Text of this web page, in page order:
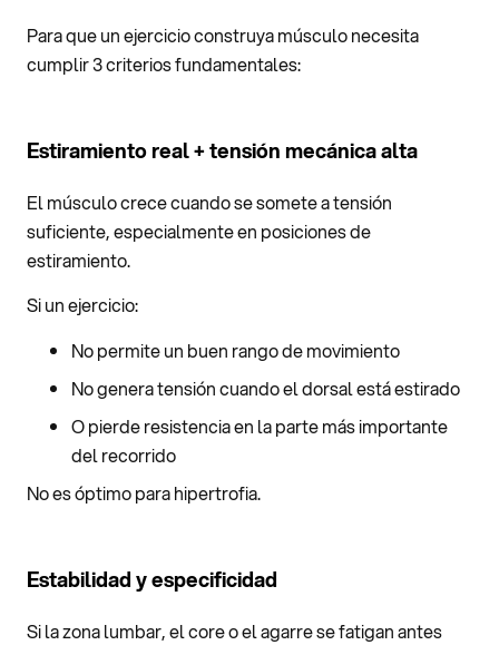
Para que un ejercicio construya músculo necesita
cumplir 3 criterios fundamentales:
Estiramiento real + tensión mecánica alta
El músculo crece cuando se somete a tensión
suficiente, especialmente en posiciones de
estiramiento.
Si un ejercicio:
No permite un buen rango de movimiento
No genera tensión cuando el dorsal está estirado
O pierde resistencia en la parte más importante
del recorrido
No es óptimo para hipertrofia.
Estabilidad y especificidad
Si la zona lumbar, el core o el agarre se fatigan antes